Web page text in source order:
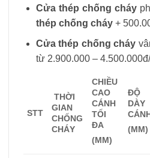
Cửa thép chống cháy
thép chống cháy+
Cửa thép chống cháy
từ 2.900.000 –
STT
THỜI
GIAN
CHỐNG
CHÁY
CHIỀU
CAO
CÁNH
TỐI
ĐA
(MM)
ĐỘ
DÀY
(MM)